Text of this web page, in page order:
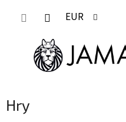
EUR
Hry